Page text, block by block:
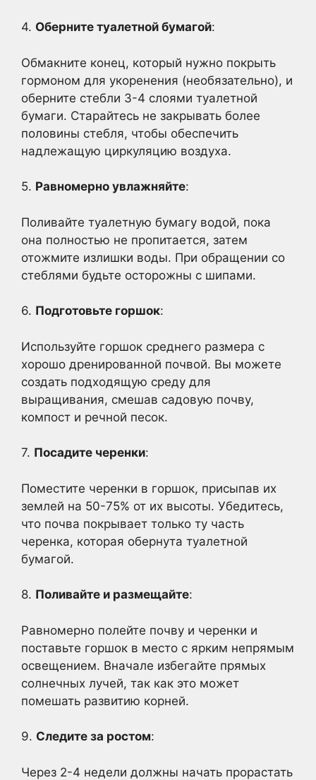
4. Оберните туалетной бумагой:
Обмакните конец, который нужно покрыть
гормоном для укоренения (необязательно), и
оберните стебли 3-4 слоями туалетной
бумаги. Старайтесь не закрывать более
половины стебля, чтобы обеспечить
надлежащую циркуляцию воздуха.
5. Равномерно увлажняйте:
Поливайте туалетную бумагу водой, пока
она полностью не пропитается, затем
отожмите излишки воды. При обращении со
стеблями будьте осторожны с шипами.
6. Подготовьте горшок:
Используйте горшок среднего размера с
хорошо дренированной почвой. Вы можете
создать подходящую среду для
выращивания, смешав садовую почву,
компост и речной песок.
7. Посадите черенки:
Поместите черенки в горшок, присыпав их
землей на 50-75% от их высоты. Убедитесь,
что почва покрывает только ту часть
черенка, которая обернута туалетной
бумагой.
8. Поливайте и размещайте:
Равномерно полейте почву и черенки и
поставьте горшок в место с ярким непрямым
освещением. Вначале избегайте прямых
солнечных лучей, так как это может
помешать развитию корней.
9. Следите за ростом:
Через 2-4 недели должны начать прорастать